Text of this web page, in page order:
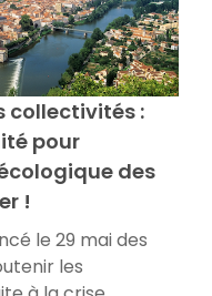
collectivités :
pour
des
!
le 29 mai des
les